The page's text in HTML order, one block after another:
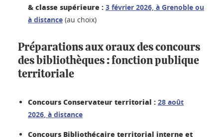
& classe supérieure : 3 février 2026, à Grenoble ou
à distance (au choix)
Préparations aux oraux des concours
des bibliothèques : fonction publique
territoriale
Concours Conservateur territorial : 28 août
2026, à distance
Concours Bibliothécaire territorial interne et